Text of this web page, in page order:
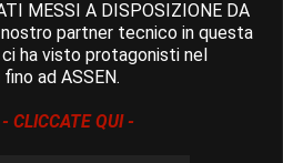
MESSI A DISPOSIZIONE DA
nostro partner tecnico in questa
ha visto protagonisti nel
ad ASSEN.
- CLICCATE QUI -